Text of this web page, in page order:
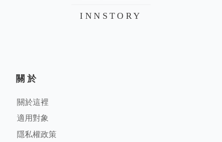
INNSTORY
關於
關於這裡
適用對象
隱私權政策